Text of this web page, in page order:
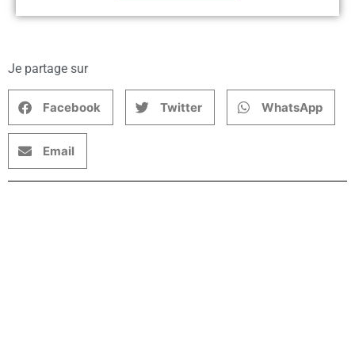
Je partage sur
Facebook Twitter WhatsApp
Email